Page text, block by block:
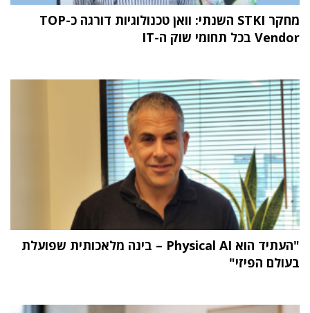
מחקר STKI השנתי: וואן טכנולוגיות דורגה כ-TOP
Vendor בכל תחומי שוק ה-IT
"העתיד הוא Physical AI – בינה מלאכותית שפועלת
בעולם הפיזי"